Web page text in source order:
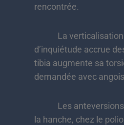
rencontrée.
La verticalisation
d’inquiétude accrue
tibia augmente sa
demandée avec
Les anteversions
la hanche, chez le